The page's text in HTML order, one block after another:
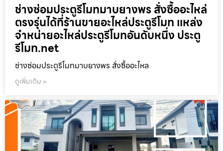
ช่างซ่อมประตูรีโมทมาบยางพร สั่งซื้ออะไหล่
ตรงรุ่นได้ที่ร้านขายอะไหล่ประตูรีโมท แหล่ง
จำหน่ายอะไหล่ประตูรีโมทอันดับหนึ่ง ประตู
รีโมท.net
ช่างซ่อมประตูรีโมทมาบยางพร สั่งซื้ออะไหล
ดูเพิ่มเติม »